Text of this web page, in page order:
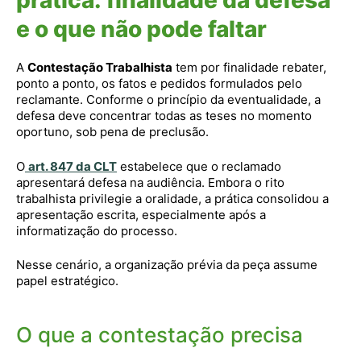
e o que não pode faltar
A Contestação Trabalhista tem por finalidade rebater,
ponto a ponto, os fatos e pedidos formulados pelo
reclamante. Conforme o princípio da eventualidade, a
defesa deve concentrar todas as teses no momento
oportuno, sob pena de preclusão.
O art. 847 da CLT estabelece que o reclamado
apresentará defesa na audiência. Embora o rito
trabalhista privilegie a oralidade, a prática consolidou a
apresentação escrita, especialmente após a
informatização do processo.
Nesse cenário, a organização prévia da peça assume
papel estratégico.
O que a contestação precisa